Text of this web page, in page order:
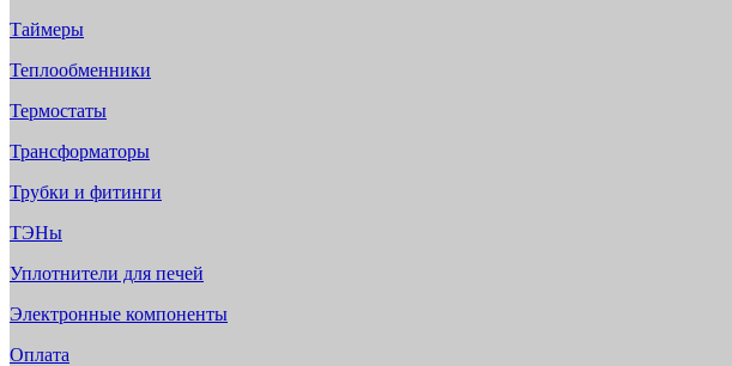
Таймеры
Теплообменники
Термостаты
Трансформаторы
Трубки и фитинги
ТЭНы
Уплотнители для печей
Электронные компоненты
Оплата